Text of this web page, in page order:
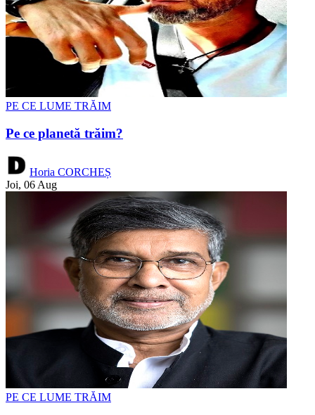
PE CE LUME TRĂIM
Pe ce planetă trăim?
Horia CORCHEȘ
Joi, 06 Aug
PE CE LUME TRĂIM